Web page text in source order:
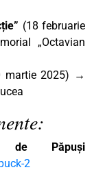
(18 februarie
„Octavian
martie 2025) →
de Păpuși
2